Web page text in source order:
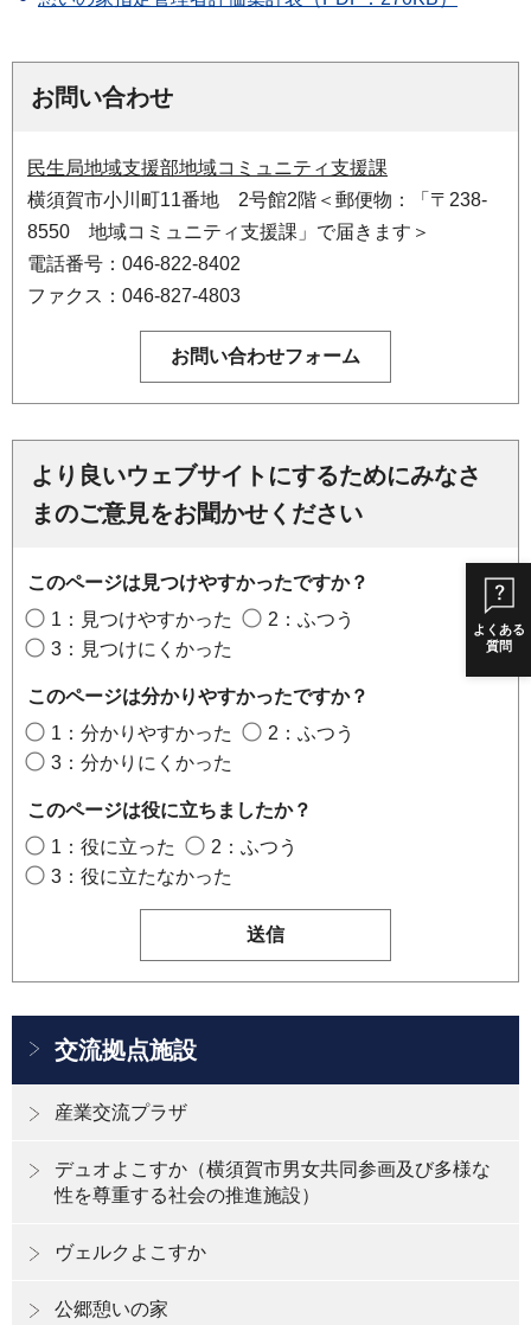
よくある
質問
お問い合わせ
民生局地域支援部地域コミュニティ支援課
横須賀市小川町11番地 2号館2階＜郵便物：「〒238-
8550 地域コミュニティ支援課」で届きます＞
電話番号：046-822-8402
ファクス：046-827-4803
より良いウェブサイトにするためにみなさ
まのご意見をお聞かせください
このページは見つけやすかったですか？
1：見つけやすかった
2：ふつう
3：見つけにくかった
このページは分かりやすかったですか？
1：分かりやすかった
2：ふつう
3：分かりにくかった
このページは役に立ちましたか？
1：役に立った
2：ふつう
3：役に立たなかった
交流拠点施設
産業交流プラザ
デュオよこすか（横須賀市男女共同参画及び多様な
性を尊重する社会の推進施設）
ヴェルクよこすか
公郷憩いの家